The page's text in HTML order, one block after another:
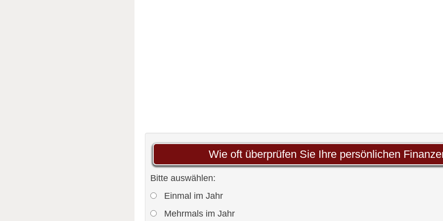
Wie oft überprüfen Sie Ihre persönlichen
Bitte auswählen:
Einmal im Jahr
Mehrmals im Jahr